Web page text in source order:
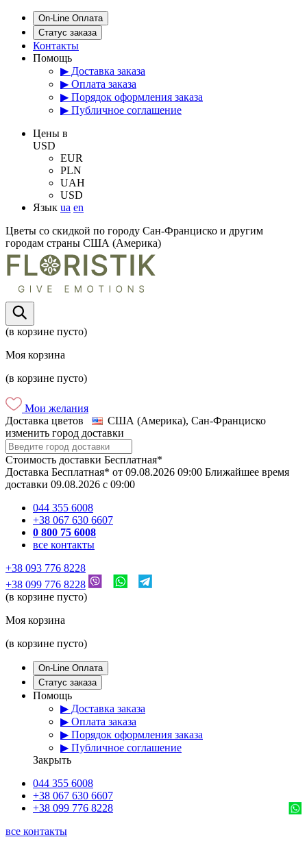
On-Line Оплата
Статус заказа
Контакты
Помощь
▶ Доставка заказа
▶ Оплата заказа
▶ Порядок оформления заказа
▶ Публичное соглашение
Цены в
USD
EUR
PLN
UAH
USD
Язык ua en
Цветы со скидкой по городу Сан-Франциско и другим
городам страны США (Америка)
(в корзине пусто)
Моя корзина
(в корзине пусто)
Мои желания
Доставка цветов
США (Америка), Сан-Франциско
изменить город доставки
Стоимость доставки Бесплатная*
Доставка Бесплатная* от 09.08.2026 09:00 Ближайшее время
доставки 09.08.2026 c 09:00
044 355 6008
+38 067 630 6607
0 800 75 6008
все контакты
+38 093 776 8228
+38 099 776 8228
(в корзине пусто)
Моя корзина
(в корзине пусто)
On-Line Оплата
Статус заказа
Помощь
▶ Доставка заказа
▶ Оплата заказа
▶ Порядок оформления заказа
▶ Публичное соглашение
Закрыть
044 355 6008
+38 067 630 6607
+38 099 776 8228
все контакты